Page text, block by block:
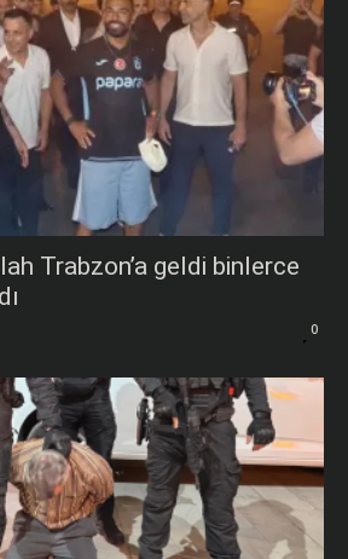
Trabzon’a geldi binlerce
0